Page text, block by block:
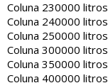
Coluna 230000 litros
Coluna 240000 litros
Coluna 250000 litros
Coluna 300000 litros
Coluna 350000 litros
Coluna 400000 litros